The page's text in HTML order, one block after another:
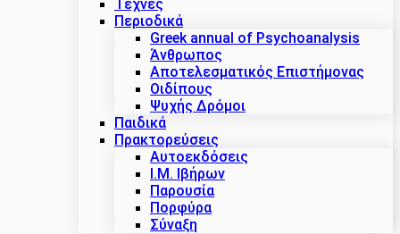
Τέχνες
Περιοδικά
Greek annual of Psychoanalysis
Άνθρωπος
Αποτελεσματικός Επιστήμονας
Οιδίπους
Ψυχής Δρόμοι
Παιδικά
Πρακτoρεύσεις
Αυτοεκδόσεις
Ι.Μ. Ιβήρων
Παρουσία
Πορφύρα
Σύναξη